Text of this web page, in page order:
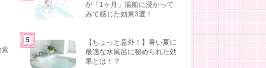
索
が「1ヶ月」湯船に浸かって
みて感じた効果3選！
【ちょっと意外！】暑い夏に
最適な水風呂に秘められた効
果とは！？